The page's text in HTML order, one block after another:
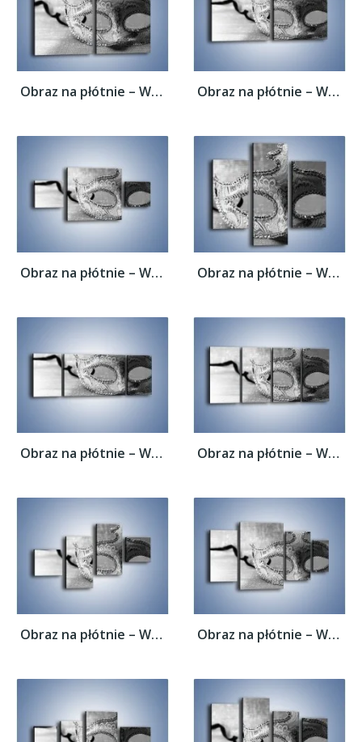
Obraz na płótnie – Wspomnienia bez koloru... Obraz na płótnie – Wspomnienia bez koloru...
Obraz na płótnie – Wspomnienia bez koloru... Obraz na płótnie – Wspomnienia bez koloru...
Obraz na płótnie – Wspomnienia bez koloru... Obraz na płótnie – Wspomnienia bez koloru...
Obraz na płótnie – Wspomnienia bez koloru... Obraz na płótnie – Wspomnienia bez koloru...